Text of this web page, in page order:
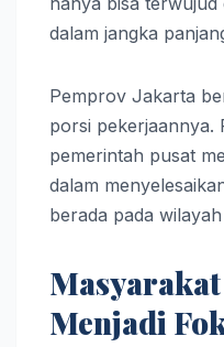
dalam jangka
Pemprov Jakarta
porsi pekerjaannya.
pemerintah pusat
dalam
berada pada
Menjadi